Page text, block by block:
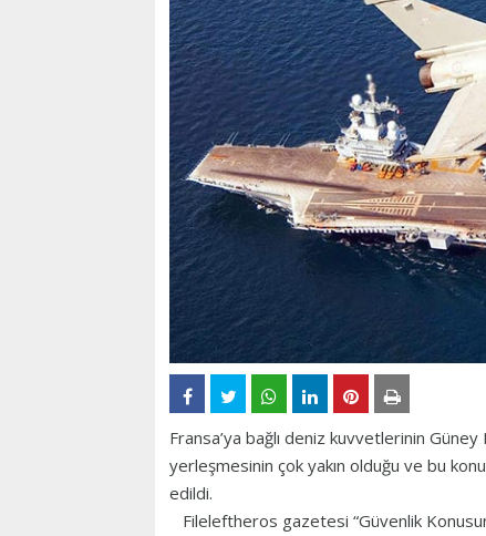
Fransa’ya bağlı deniz kuvvetlerinin Güney
yerleşmesinin çok yakın olduğu ve bu
edildi.
Fileleftheros gazetesi “Güvenlik